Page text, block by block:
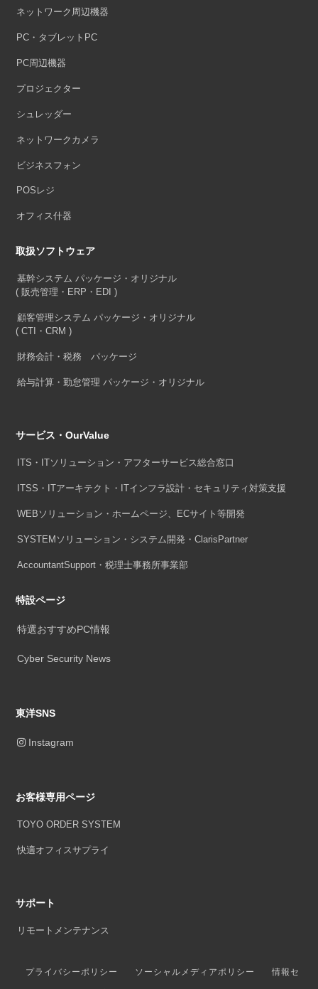
ネットワーク周辺機器
PC・タブレットPC
PC周辺機器
プロジェクター
シュレッダー
ネットワークカメラ
ビジネスフォン
POSレジ
オフィス什器
取扱ソフトウェア
基幹システム パッケージ・オリジナル
( 販売管理・ERP・EDI )
顧客管理システム パッケージ・オリジナル
( CTI・CRM )
財務会計・税務 パッケージ
給与計算・勤怠管理 パッケージ・オリジナル
サービス・OurValue
ITS・ITソリューション・アフターサービス総合窓口
ITSS・ITアーキテクト・ITインフラ設計・セキュリティ対策支援
WEBソリューション・ホームページ、ECサイト等開発
SYSTEMソリューション・システム開発・ClarisPartner
AccountantSupport・税理士事務所事業部
特設ページ
特選おすすめPC情報
Cyber Security News
東洋SNS
Instagram
お客様専用ページ
TOYO ORDER SYSTEM
快適オフィスサプライ
サポート
リモートメンテナンス
プライバシーポリシー ソーシャルメディアポリシー 情報セ